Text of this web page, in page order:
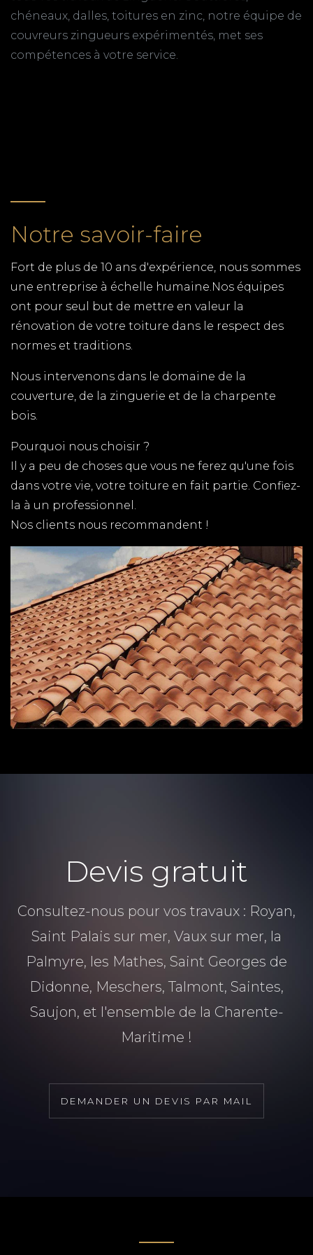
à Royan en Charente-Maritime (17). Nous
intervenons rapidement sur l'ensemble du
département pour tous vos travaux de couverture.
RENOVATION ROYAN
TPG RENOVATION intervient sur l'ensemble du
département de la Charente-Maritime (17) pour
tous vos travaux de rénovation.
COUVERTURE LES MATHES
aux Mathes en Charente-Maritime (17). Nous
intervenons rapidement et au meilleur prix sur
l'ensemble du département pour tous vos travaux
de couverture.
COUVREUR SAINTES
TPG RENOVATION est spécialiste de la couverture
en Charente-Maritime (17). Nous intervenons
tous vos travaux de couverture / zinguerie
ARTISAN VAUX SUR MER
Vous cherchez un artisan à Royan, TPG
RENOVATION est là pour vous conseiller et
réaliser vos travaux de rénovation. Faites
confiance à nos artisans qualifiés pour la
rénovation de votre habitation. 06 01 26 18 62 -
contact@tpgrenovation.fr
chéneaux, dalles, toitures en zinc, notre équipe de
couvreurs zingueurs expérimentés, met ses
compétences à votre service.
Notre savoir-faire
Fort de plus de 10 ans d'expérience, nous sommes
une entreprise à échelle humaine.Nos équipes
ont pour seul but de mettre en valeur la
rénovation de votre toiture dans le respect des
normes et traditions.
Nous intervenons dans le domaine de la
couverture, de la zinguerie et de la charpente
bois.
Pourquoi nous choisir ?
Il y a peu de choses que vous ne ferez qu'une fois
dans votre vie, votre toiture en fait partie. Confiez-
la à un professionnel.
Nos clients nous recommandent !
Devis gratuit
Consultez-nous pour vos travaux : Royan,
Saint Palais sur mer, Vaux sur mer, la
Palmyre, les Mathes, Saint Georges de
Didonne, Meschers, Talmont, Saintes,
Saujon, et l'ensemble de la Charente-
Maritime !
DEMANDER UN DEVIS PAR MAIL